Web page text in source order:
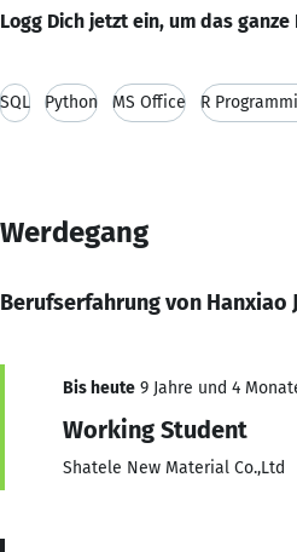
Logg Dich jetzt ein, um das
SQL Python MS Office R
Werdegang
Berufserfahrung von Hanxiao
Bis heute 9 Jahre und 4
Working Student
Shatele New Material Co.,Ltd